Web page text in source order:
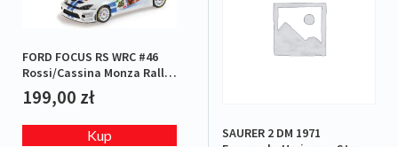
FORD FOCUS RS WRC #46
Rossi/Cassina Monza Rally
2007 L.E.1/1008
199,00 zł
Kup
SAURER 2 DM 1971